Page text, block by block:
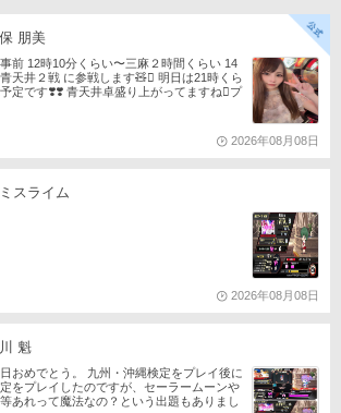
朋美
前 12時10分くらい〜三麻２時間くらい 14
天井２戦 に参戦します🧸󾬏 明日は21時くら
定です❣️❣️ 青天井卓盛り上がってますね󾬌️プ
2026年08月08日
スライム
2026年08月08日
魁
おめでとう。 九州・沖縄検定をプレイ後に
をプレイしたのですが、セーラームーンや
あれって魔法なの？という出題もありまし